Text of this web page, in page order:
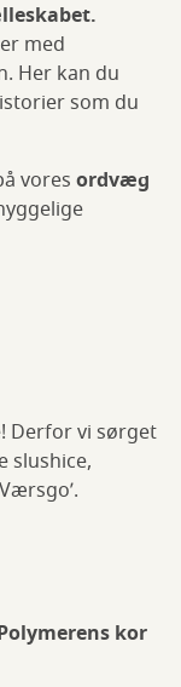
med
Her kan du
som du
vores ordvæg
Derfor vi sørget
slushice,
kor